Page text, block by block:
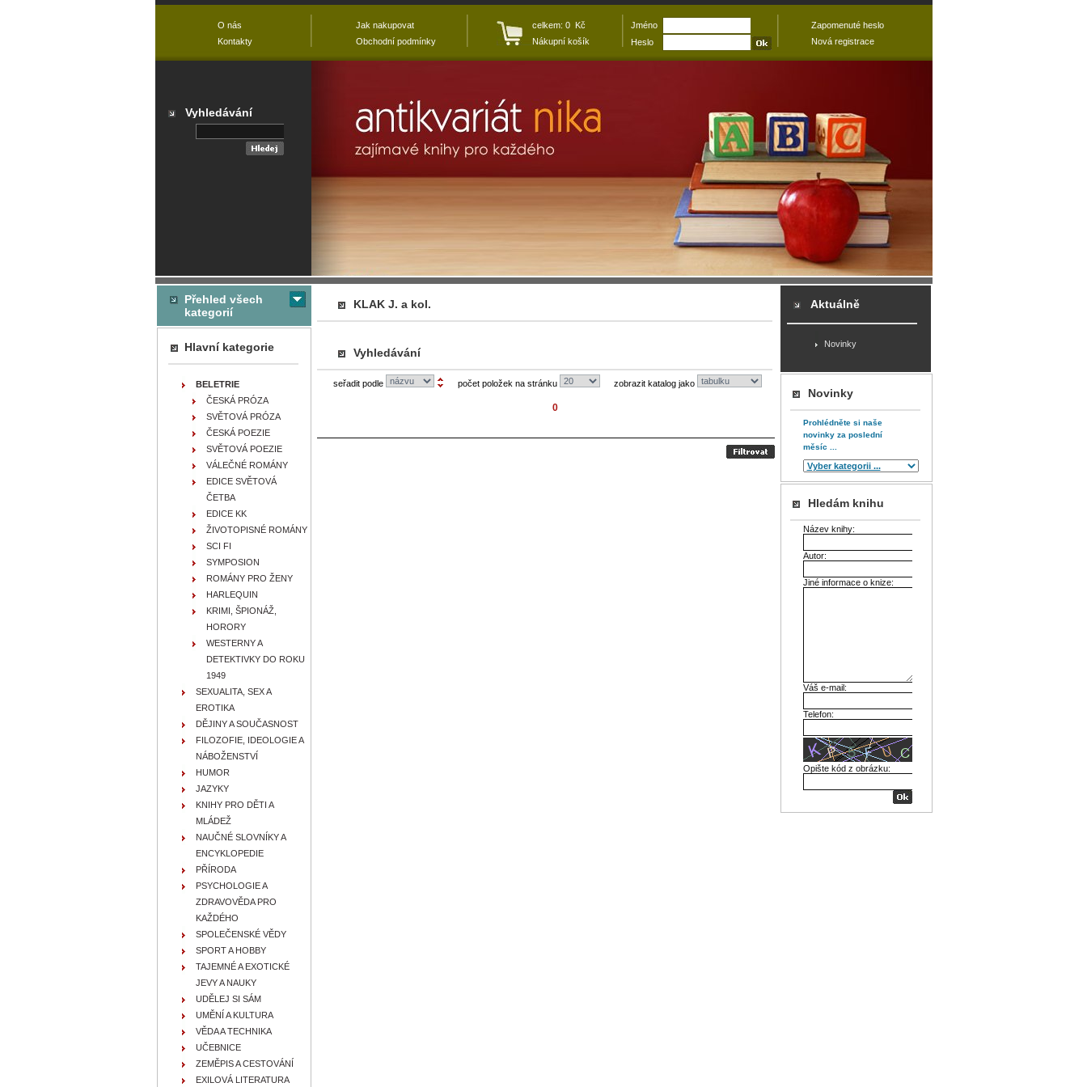
KLAK J. a kol.
Vyhledávání
seřadit podle počet položek na stránku zobrazit katalog jako
0
Přehled všech
kategorií
Hlavní kategorie
BELETRIE
ČESKÁ PRÓZA
SVĚTOVÁ PRÓZA
ČESKÁ POEZIE
SVĚTOVÁ POEZIE
VÁLEČNÉ ROMÁNY
EDICE SVĚTOVÁ
ČETBA
EDICE KK
ŽIVOTOPISNÉ ROMÁNY
SCI FI
SYMPOSION
ROMÁNY PRO ŽENY
HARLEQUIN
KRIMI, ŠPIONÁŽ,
HORORY
WESTERNY A
DETEKTIVKY DO ROKU
1949
SEXUALITA, SEX A
EROTIKA
DĚJINY A SOUČASNOST
FILOZOFIE, IDEOLOGIE A
NÁBOŽENSTVÍ
HUMOR
JAZYKY
KNIHY PRO DĚTI A
MLÁDEŽ
NAUČNÉ SLOVNÍKY A
ENCYKLOPEDIE
PŘÍRODA
PSYCHOLOGIE A
ZDRAVOVĚDA PRO
KAŽDÉHO
SPOLEČENSKÉ VĚDY
SPORT A HOBBY
TAJEMNÉ A EXOTICKÉ
JEVY A NAUKY
UDĚLEJ SI SÁM
UMĚNÍ A KULTURA
VĚDA A TECHNIKA
UČEBNICE
ZEMĚPIS A CESTOVÁNÍ
EXILOVÁ LITERATURA
Aktuálně
Novinky
Novinky
Prohlédněte si naše
novinky za poslední
měsíc ...
Hledám knihu
Název knihy:
Autor:
Jiné informace o knize:
Váš e-mail:
Telefon:
Opište kód z obrázku:
O nás
Kontakty
Jak nakupovat
Obchodní podmínky
celkem: 0 Kč
Nákupní košík
Jméno
Heslo
Zapomenuté heslo
Nová registrace
Vyhledávání